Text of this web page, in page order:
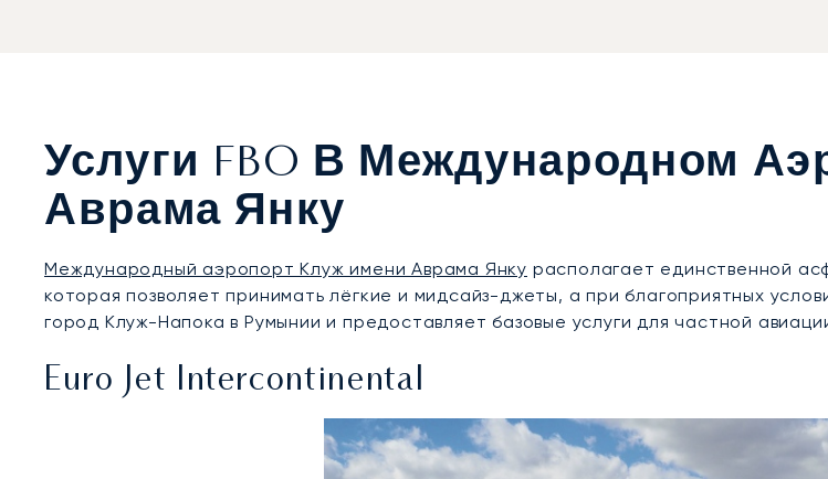
Услуги FBO В Международном
Аврама Янку
Международный аэропорт Клуж имени Аврама Янку располагает единственной
которая позволяет принимать лёгкие и мидсайз-джеты, а при благоприятных
город Клуж-Напока в Румынии и предоставляет базовые услуги для частной
Euro Jet Intercontinental